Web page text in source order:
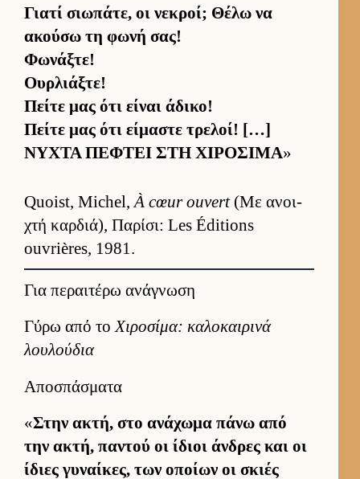
Γιατί σιω­πάτε, οι νεκροί; Θέλω να
ακούσω τη φωνή σας!
Φωνάξτε!
Ουρλιάξτε!
Πείτε μας ότι εί­ναι άδικο!
Πείτε μας ότι εί­μαστε τρελοί! […]
ΝΥΧΤΑ ΠΕΦΤΕΙ ΣΤΗ ΧΙΡΟΣΙΜΑ»
Quoist, Michel,À cœur ouvert(Με ανοι­
χτή καρ­διά), Παρίσι: Les Éditions
ouvrières, 1981.
Για περαιτέρω ανάγνωση
Γύρω από τοΧιροσίμα: καλοκαιρινά
λουλούδια
Αποσπάσματα
«Στην ακτή, στο ανάχωμα πάνω από
την ακτή, παντού οι ίδιοι άν­δρες και οι
ίδιες γυναί­κες, των οποίων οι σκιές